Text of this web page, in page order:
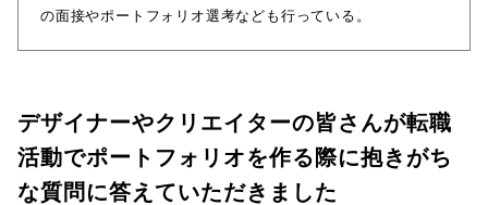
の面接やポートフォリオ選考なども行っている。
デザイナーやクリエイターの皆さんが転職
活動でポートフォリオを作る際に抱きがち
な質問に答えていただきました